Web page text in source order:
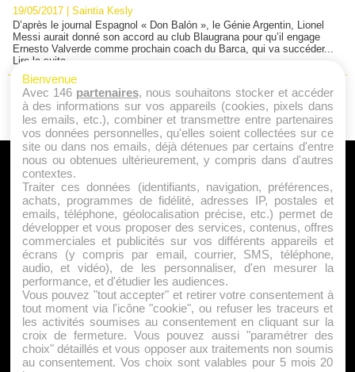
19/05/2017 | Saintia Kesly
D’après le journal Espagnol « Don Balón », le Génie Argentin, Lionel
Messi aurait donné son accord au club Blaugrana pour qu’il engage
Ernesto Valverde comme prochain coach du Barca, qui va succéder...
Lire la suite
1 ... « 61 62 63 64
A PROPOS
Qui sommes nous ?
Mentions Légales
Publicité
Politique de Cookies
Contact
Jeunesfooteux est un média sportif qui traite principalement de
l'actualité de la Ligue 1 et des grosses actualités de la Ligue 2 et
du football étranger.
Bienvenue
Avec 146 partenaires, nous souhaitons stocker et accéder
à des informations sur vos appareils (cookies, pixels dans
les emails, etc.), combiner et transmettre entre partenaires
vos données personnelles, qu'elles soient collectées sur ce
site ou dans nos emails, déjà détenues par certains d'entre
nous ou obtenues ultérieurement, y compris dans d'autres
contextes.
Traiter ces données (identifiants, navigation, préférences,
achats, programmes de fidélité, adresses IP, postales et
emails, téléphone, géolocalisation précise, etc.) permet de
développer et vous proposer des services, contenus, offres
commerciales et publicités sur vos différents appareils et
écrans (y compris par email, courrier, SMS, téléphone,
audio, et vidéo), de les personnaliser, d'en mesurer la
performance, et d'étudier les audiences.
Vous pouvez "tout accepter" et retirer votre consentement à
tout moment via l'icône "cookie", ou refuser les traceurs et
les activités soumises au consentement en cliquant sur la
croix de fermeture. Vous pouvez aussi "paramétrer des
choix" détaillés et vous opposer aux traitements non soumis
au consentement. Vos choix sont valables pour 5 mois 20